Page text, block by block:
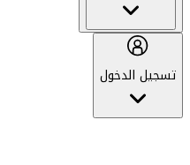
تسجيل الدخول